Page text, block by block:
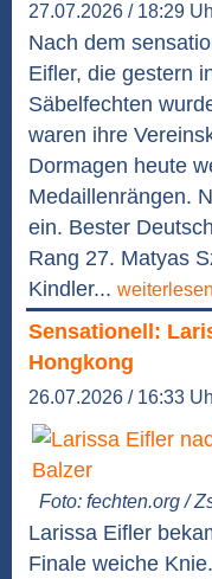
27.07.2026 / 18:29
Nach dem
Eifler, die gestern
Säbelfechten
waren ihre
Dormagen heute
Medaillenrängen.
ein. Bester
Rang 27. Matyas
Kindler... weiterlesen
Sensationell:
Hongkong
26.07.2026 / 16:33
Foto: fechten.org /
Larissa Eifler
Finale weiche